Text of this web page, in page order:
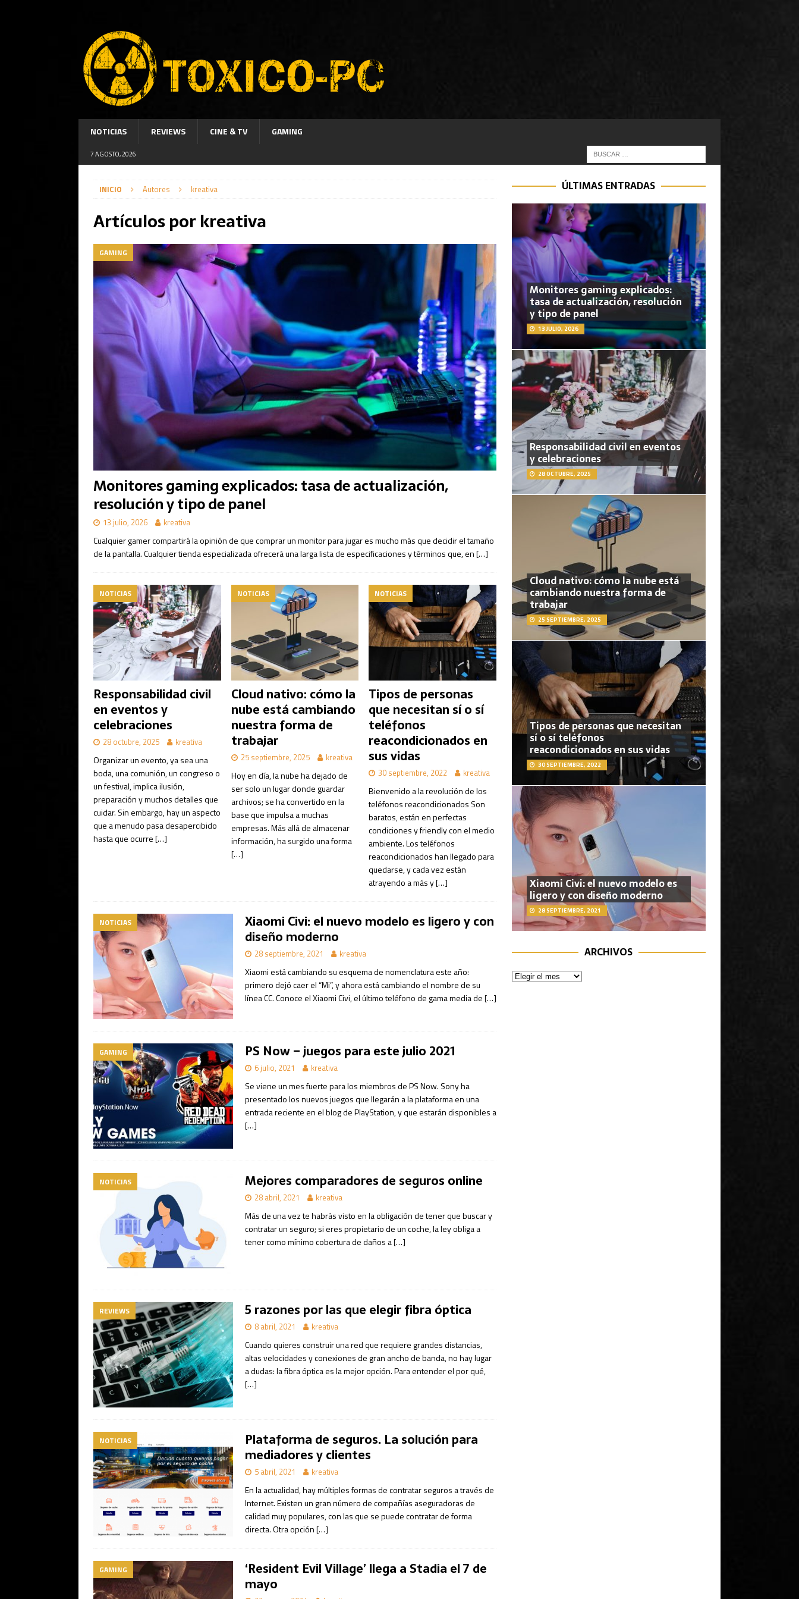
NOTICIAS REVIEWS CINE & TV GAMING
7 AGOSTO, 2026
INICIO Autores kreativa
Artículos porkreativa
GAMING
Monitores gaming explicados: tasa de actualización,
resolución y tipo de panel
13 julio, 2026 kreativa
Cualquier gamer compartirá la opinión de que comprar un monitor para jugar es mucho más que decidir el tamaño
de la pantalla. Cualquier tienda especializada ofrecerá una larga lista de especificaciones y términos que, en[…]
NOTICIAS
Responsabilidad civil
en eventos y
celebraciones
28 octubre, 2025 kreativa
Organizar un evento, ya sea una
boda, una comunión, un congreso o
un festival, implica ilusión,
preparación y muchos detalles que
cuidar. Sin embargo, hay un aspecto
que a menudo pasa desapercibido
hasta que ocurre[…]
NOTICIAS
Cloud nativo: cómo la
nube está cambiando
nuestra forma de
trabajar
25 septiembre, 2025 kreativa
Hoy en día, la nube ha dejado de
ser solo un lugar donde guardar
archivos; se ha convertido en la
base que impulsa a muchas
empresas. Más allá de almacenar
información, ha surgido una forma
[…]
NOTICIAS
Tipos de personas
que necesitan sí o sí
teléfonos
reacondicionados en
sus vidas
30 septiembre, 2022 kreativa
Bienvenido a la revolución de los
teléfonos reacondicionados Son
baratos, están en perfectas
condiciones y friendly con el medio
ambiente. Los teléfonos
reacondicionados han llegado para
quedarse, y cada vez están
atrayendo a más y[…]
NOTICIAS
Xiaomi Civi: el nuevo modelo es ligero y con
diseño moderno
28 septiembre, 2021 kreativa
Xiaomi está cambiando su esquema de nomenclatura este año:
primero dejó caer el “Mi”, y ahora está cambiando el nombre de su
línea CC. Conoce el Xiaomi Civi, el último teléfono de gama media de[…]
GAMING PS Now – juegos para este julio 2021
6 julio, 2021 kreativa
Se viene un mes fuerte para los miembros de PS Now. Sony ha
presentado los nuevos juegos que llegarán a la plataforma en una
entrada reciente en el blog de PlayStation, y que estarán disponibles a
[…]
NOTICIAS Mejores comparadores de seguros online
28 abril, 2021 kreativa
Más de una vez te habrás visto en la obligación de tener que buscar y
contratar un seguro; si eres propietario de un coche, la ley obliga a
tener como mínimo cobertura de daños a[…]
REVIEWS 5 razones por las que elegir fibra óptica
8 abril, 2021 kreativa
Cuando quieres construir una red que requiere grandes distancias,
altas velocidades y conexiones de gran ancho de banda, no hay lugar
a dudas: la fibra óptica es la mejor opción. Para entender el por qué,
[…]
NOTICIAS
Plataforma de seguros. La solución para
mediadores y clientes
5 abril, 2021 kreativa
En la actualidad, hay múltiples formas de contratar seguros a través de
Internet. Existen un gran número de compañías aseguradoras de
calidad muy populares, con las que se puede contratar de forma
directa. Otra opción[…]
GAMING
‘Resident Evil Village’ llega a Stadia el 7 de
mayo
ÚLTIMAS ENTRADAS
Monitores gaming explicados:
tasa de actualización, resolución
y tipo de panel
13 JULIO, 2026
Responsabilidad civil en eventos
y celebraciones
28 OCTUBRE, 2025
Cloud nativo: cómo la nube está
cambiando nuestra forma de
trabajar
25 SEPTIEMBRE, 2025
Tipos de personas que necesitan
sí o sí teléfonos
reacondicionados en sus vidas
30 SEPTIEMBRE, 2022
Xiaomi Civi: el nuevo modelo es
ligero y con diseño moderno
28 SEPTIEMBRE, 2021
ARCHIVOS